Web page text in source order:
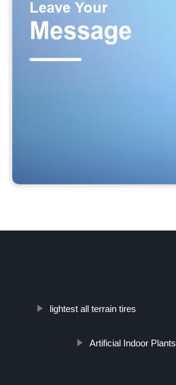
lightest all terrain tires
Artificial Indoor Plants